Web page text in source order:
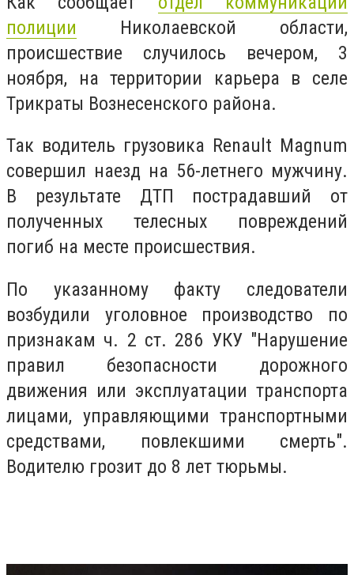
полиции Николаевской области,
происшествие случилось вечером, 3
ноября, на территории карьера в селе
Трикраты Вознесенского района.
Так водитель грузовика Renault Magnum
совершил наезд на 56-летнего мужчину.
В результате ДТП пострадавший от
полученных телесных повреждений
погиб на месте происшествия.
По указанному факту следователи
возбудили уголовное производство по
признакам ч. 2 ст. 286 УКУ "Нарушение
правил безопасности дорожного
движения или эксплуатации транспорта
лицами, управляющими транспортными
средствами, повлекшими смерть".
Водителю грозит до 8 лет тюрьмы.